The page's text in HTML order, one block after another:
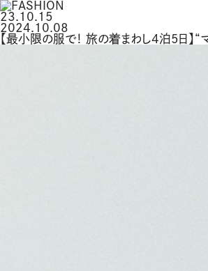
23.10.15
2024.10.08
【最小限の服で！ 旅の着まわし4泊5日】